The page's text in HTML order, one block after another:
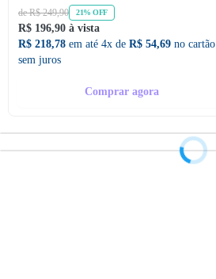
de R$ 249,90 21% OFF
R$ 196,90 à vista
R$ 218,78 em até 4x de R$ 54,69 no cartão
sem juros
Comprar agora